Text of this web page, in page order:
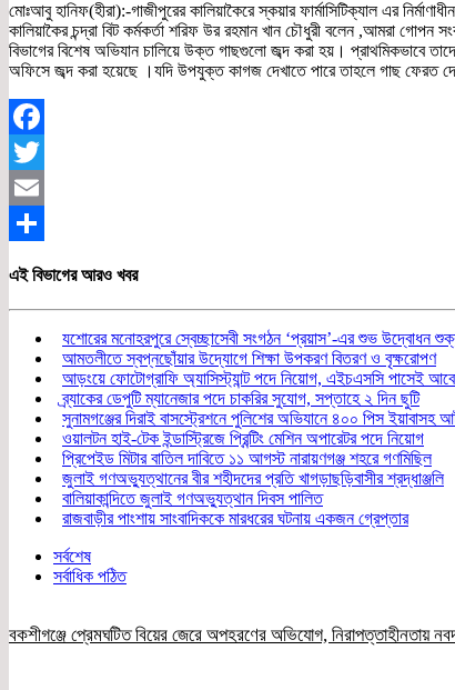
মোঃআবু হানিফ(হীরা):-গাজীপুরের কালিয়াকৈরে স্কয়ার ফার্মাসিটিক্যাল এর
কালিয়াকৈর চন্দ্রা বিট কর্মকর্তা শরিফ উর রহমান খান চৌধুরী বলেন ,আমরা গোপন
বিভাগের বিশেষ অভিযান চালিয়ে উক্ত গাছগুলো জব্দ করা হয়। প্রাথমিকভাবে
অফিসে জব্দ করা হয়েছে ।যদি উপযুক্ত কাগজ দেখাতে পারে তাহলে গাছ ফেরত
Facebook
Twitter
Email
এই বিভাগের আরও খবর
যশোরের মনোহরপুরে স্বেচ্ছাসেবী সংগঠন ‘প্রয়াস’-এর শুভ উদ্বোধন
আমতলীতে স্বপ্নছোঁয়ার উদ্যোগে শিক্ষা উপকরণ বিতরণ ও বৃক্ষরোপণ
আড়ংয়ে ফোটোগ্রাফি অ্যাসিস্ট্যান্ট পদে নিয়োগ, এইচএসসি পাসেই
ব্র্যাকের ডেপুটি ম্যানেজার পদে চাকরির সুযোগ, সপ্তাহে ২ দিন ছুটি
সুনামগঞ্জের দিরাই বাসস্ট্রেশনে পুলিশের অভিযানে ৪০০ পিস ইয়াবাসহ
ওয়ালটন হাই-টেক ইন্ডাস্ট্রিজে প্রিন্টিং মেশিন অপারেটর পদে নিয়োগ
প্রিপেইড মিটার বাতিল দাবিতে ১১ আগস্ট নারায়ণগঞ্জ শহরে গণমিছিল
জুলাই গণঅভ্যুত্থানের বীর শহীদদের প্রতি খাগড়াছড়িবাসীর শ্রদ্ধাঞ্জলি
বালিয়াকান্দিতে জুলাই গণঅভ্যুত্থান দিবস পালিত
রাজবাড়ীর পাংশায় সাংবাদিককে মারধরের ঘটনায় একজন গ্রেপ্তার
সর্বশেষ
সর্বাধিক পঠিত
বকশীগঞ্জে প্রেমঘটিত বিয়ের জেরে অপহরণের অভিযোগ, নিরাপত্তাহীনতায়